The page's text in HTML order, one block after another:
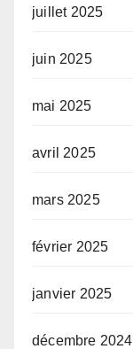
juillet 2025
juin 2025
mai 2025
avril 2025
mars 2025
février 2025
janvier 2025
décembre 2024